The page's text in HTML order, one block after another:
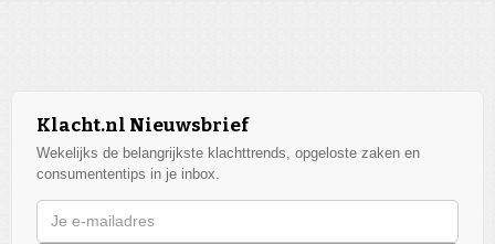
Klacht.nl Nieuwsbrief
Wekelijks de belangrijkste klachttrends, opgeloste zaken en
consumententips in je inbox.